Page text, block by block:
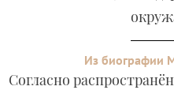
Из биографии
Согласно